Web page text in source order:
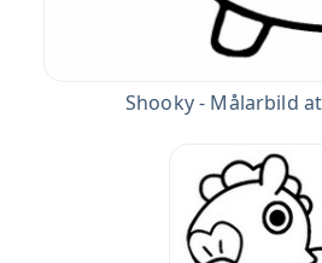
Shooky - Målarbild